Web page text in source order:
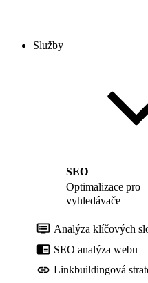
Služby
SEO
Optimalizace pro
vyhledávače
Analýza klíčových
SEO analýza webu
Linkbuildingová